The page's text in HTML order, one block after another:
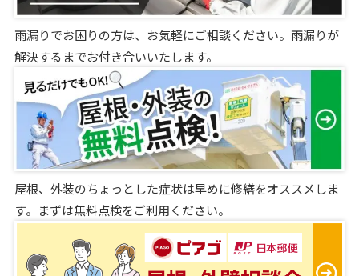
雨漏りでお困りの方は、お気軽にご相談ください。雨漏りが
解決するまでお付き合いいたします。
屋根、外装のちょっとした症状は早めに修繕をオススメしま
す。まずは無料点検をご利用ください。